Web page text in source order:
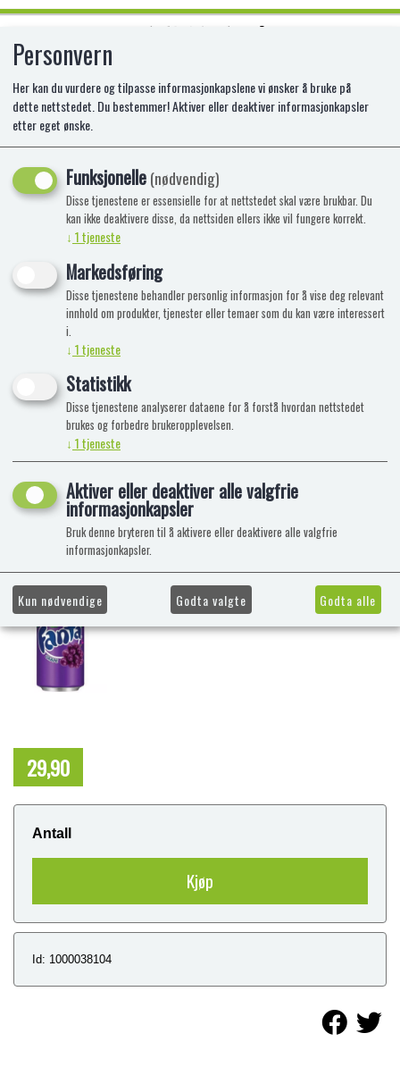
FANTA GRAPE CANS 355ML
GO-390-017
29,90
Antall
Kjøp
Id: 1000038104
Personvern
Her kan du vurdere og tilpasse informasjonkapslene vi ønsker å bruke på
dette nettstedet. Du bestemmer! Aktiver eller deaktiver informasjonkapsler
etter eget ønske.
Funksjonelle(nødvendig)
Disse tjenestene er essensielle for at nettstedet skal være brukbar. Du
kan ikke deaktivere disse, da nettsiden ellers ikke vil fungere korrekt.
↓ 1tjeneste
Markedsføring
Disse tjenestene behandler personlig informasjon for å vise deg relevant
innhold om produkter, tjenester eller temaer som du kan være interessert
i.
↓ 1tjeneste
Statistikk
Disse tjenestene analyserer dataene for å forstå hvordan nettstedet
brukes og forbedre brukeropplevelsen.
↓ 1tjeneste
Aktiver eller deaktiver alle valgfrie
informasjonkapsler
Bruk denne bryteren til å aktivere eller deaktivere alle valgfrie
informasjonkapsler.
Kun nødvendige Godta valgte Godta alle